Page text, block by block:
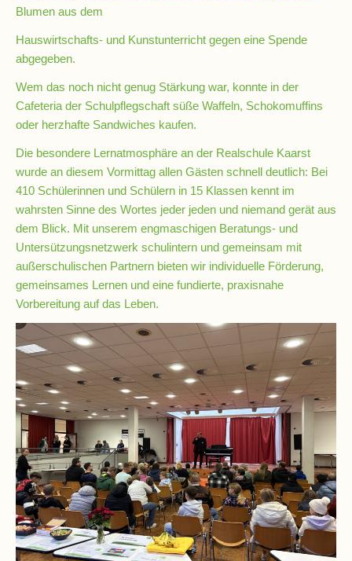
Bewegte
Schulsanitätsdienst
Unterricht
Stundenraster
Realschulbildungsgang
Stufe
5
und
6
Stufe
7
und
8
Stufe
9
Blumen aus dem
Hauswirtschafts- und Kunstunterricht gegen eine Spende
abgegeben.
Wem das noch nicht genug Stärkung war, konnte in der
Cafeteria der Schulpflegschaft süße Waffeln, Schokomuffins
oder herzhafte Sandwiches kaufen.
Die besondere Lernatmosphäre an der Realschule Kaarst
wurde an diesem Vormittag allen Gästen schnell deutlich: Bei
410 Schülerinnen und Schülern in 15 Klassen kennt im
wahrsten Sinne des Wortes jeder jeden und niemand gerät aus
dem Blick. Mit unserem engmaschigen Beratungs- und
Untersützungsnetzwerk schulintern und gemeinsam mit
außerschulischen Partnern bieten wir individuelle Förderung,
gemeinsames Lernen und eine fundierte, praxisnahe
Vorbereitung auf das Leben.